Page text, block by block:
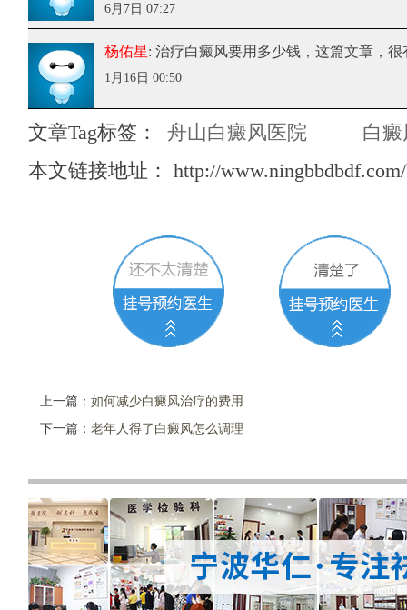
6月7日 07:27
杨佑星: 治疗白癜风要用多少钱，这篇文章，
1月16日 00:50
文章Tag标签： 舟山白癜风医院
白
本文链接地址： http://
上一篇： 如何减少白癜风治疗的费用
下一篇： 老年人得了白癜风怎么调理